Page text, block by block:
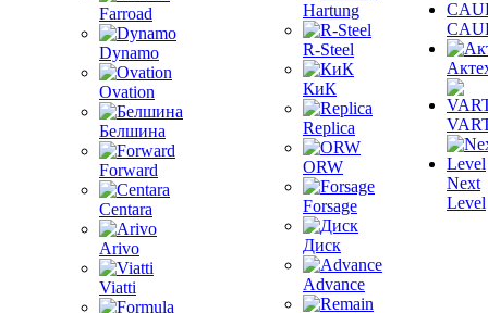
Farroad
Dynamo
Ovation
Белшина
Forward
Centara
Arivo
Viatti
Hartung
R-Steel
КиК
Replica
ORW
Forsage
Диск
Advance
Next
Level